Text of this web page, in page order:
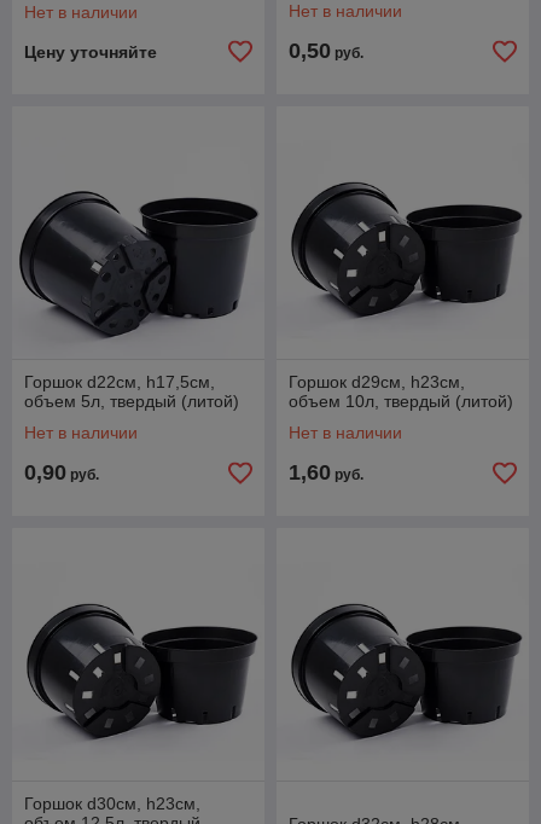
Нет в наличии
Цену уточняйте
Нет в наличии
0,50 руб.
Горшок d22см, h17,5см,
объем 5л, твердый (литой)
Нет в наличии
0,90 руб.
Горшок d29см, h23см,
объем 10л, твердый (литой)
Нет в наличии
1,60 руб.
Горшок d30см, h23см,